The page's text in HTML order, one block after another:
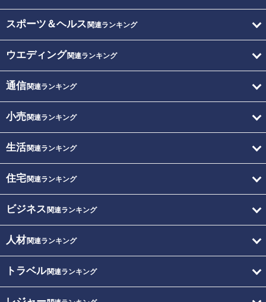
スポーツ＆ヘルス 関連ランキング
ウエディング関連ランキング
通信関連ランキング
小売関連ランキング
生活関連ランキング
住宅関連ランキング
ビジネス 関連ランキング
人材関連ランキング
トラベル関連ランキング